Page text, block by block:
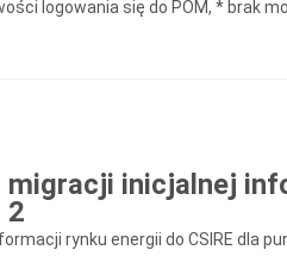
logowania się do POM, * brak
migracji inicjalnej
2
rynku energii do CSIRE dla